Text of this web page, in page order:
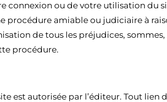
connexion ou de votre utilisation du
procédure amiable ou judiciaire à
de tous les préjudices, sommes,
procédure.
est autorisée par l’éditeur. Tout lien